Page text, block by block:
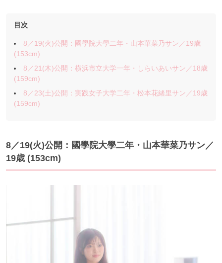
目次
8／19(火)公開：國學院大學二年・山本華菜乃サン／19歳
(153cm)
8／21(木)公開：横浜市立大学一年・しらいあいサン／18歳
(159cm)
8／23(土)公開：実践女子大学二年・松本花緒里サン／19歳
(159cm)
8／19(火)公開：國學院大學二年・山本華菜乃サン ／
19歳 (153cm)